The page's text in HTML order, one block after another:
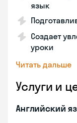
язык
Создает
уроки
Читать дальше
Услуги и
Английский